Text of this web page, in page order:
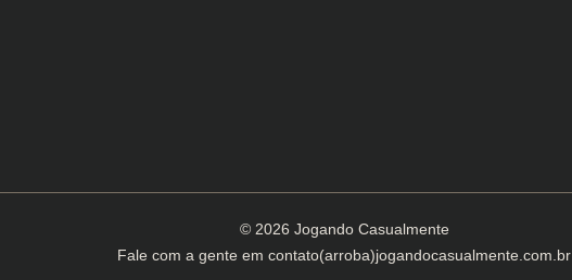
© 2026 Jogando Casualmente
Fale com a gente em contato(arroba)jogandocasualmente.com.br